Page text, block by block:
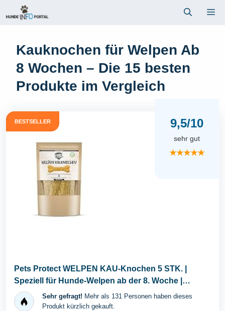
Inhalt
Kauknochen für Welpen Ab
8 Wochen – Die 15 besten
Produkte im Vergleich
BESTSELLER 9,5/10
sehr gut
★★★★★
Pets Protect WELPEN KAU-Knochen 5 STK. |
Speziell für Hunde-Welpen ab der 8. Woche |
Glutenfrei...Sehr gefragt! Mehr als 131 Personen haben dieses
Produkt kürzlich gekauft.